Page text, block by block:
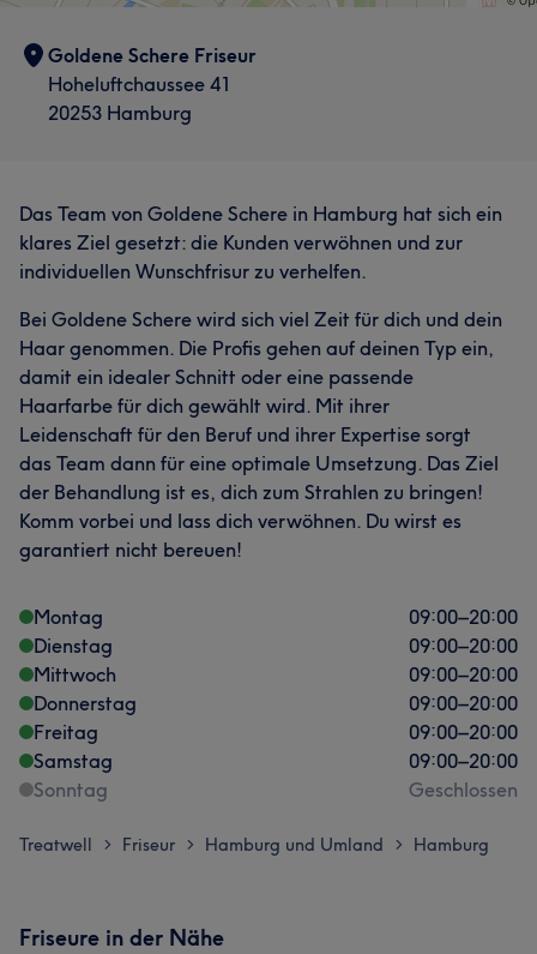
Professionell 10
Goldene Schere Friseur
Hoheluftchaussee 41
20253 Hamburg
Das Team von Goldene Schere in Hamburg hat sich ein
klares Ziel gesetzt: die Kunden verwöhnen und zur
individuellen Wunschfrisur zu verhelfen.
Bei Goldene Schere wird sich viel Zeit für dich und dein
Haar genommen. Die Profis gehen auf deinen Typ ein,
damit ein idealer Schnitt oder eine passende
Haarfarbe für dich gewählt wird. Mit ihrer
Leidenschaft für den Beruf und ihrer Expertise sorgt
das Team dann für eine optimale Umsetzung. Das Ziel
der Behandlung ist es, dich zum Strahlen zu bringen!
Komm vorbei und lass dich verwöhnen. Du wirst es
garantiert nicht bereuen!
Montag 09:00–20:00
Dienstag
09:00–20:00
Mittwoch
09:00–20:00
Donnerstag
09:00–20:00
Freitag
09:00–20:00
Samstag
09:00–20:00
Sonntag
Geschlossen
Treatwell > Friseur > Hamburg und Umland > Hamburg
Friseure in der Nähe